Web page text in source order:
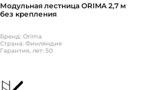
Модульная лестница ORIMA 2,7 м
без крепления
Бренд: Orima
Страна: Финляндия
Гарантия, лет: 50